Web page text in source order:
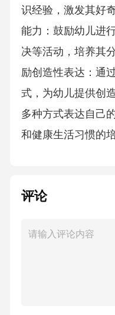
识经验，激发其好
能力：鼓励幼儿进
决等活动，培养其
励创造性表达：通
式，为幼儿提供创
多种方式表达自己
和健康生活习惯的
幼儿参与户外运动
过健康教育活动，
评论